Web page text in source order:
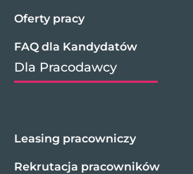
Oferty pracy
FAQ dla Kandydatów
Dla Pracodawcy
Leasing pracowniczy
Rekrutacja pracowników